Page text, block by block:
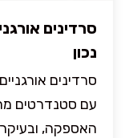
סרדינים
נכון
סרדינים
עם סטנדרטים
האספקה,